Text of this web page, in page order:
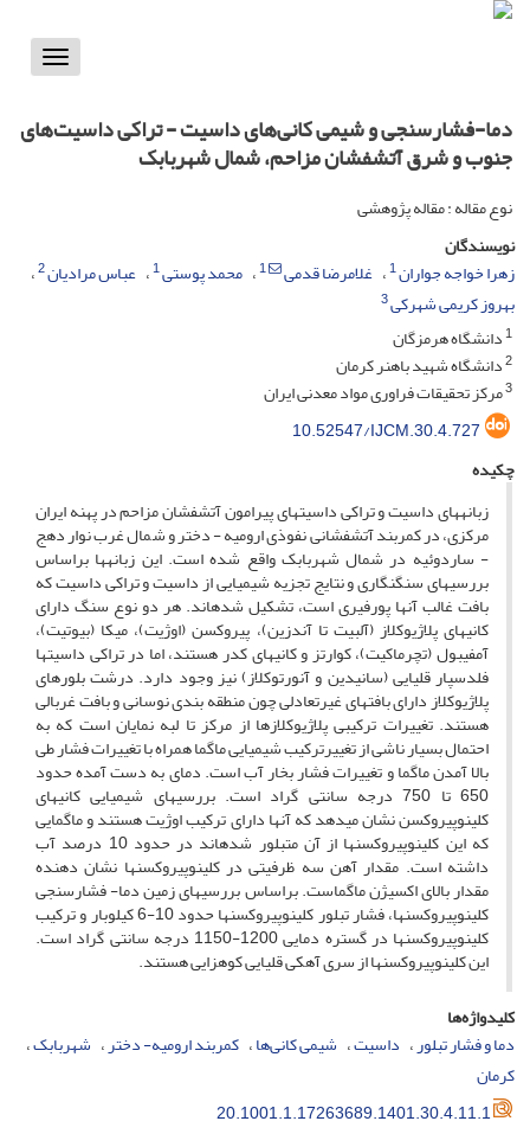
Toggle
دما-فشارسنجی و شیمی کانی‌های داسیت - تراکی داسیت‌های
جنوب و شرق آتشفشان مزاحم، شمال شهربابک
نوع مقاله : مقاله پژوهشی
نویسندگان
زهرا خواجه جواران1 غلامرضا قدمی 1 محمد پوستی1 عباس مرادیان2
بهروز کریمی شهرکی3
1دانشگاه هرمزگان
2دانشگاه شهید باهنر کرمان
3مرکز تحقیقات فراوری مواد معدنی ایران
10.52547/IJCM.30.4.727
چکیده
زبانه­های داسیت و تراکی داسیت­های پیرامون آتشفشان مزاحم در پهنه ایران
مرکزی، در کمربند آتشفشانی نفوذی ارومیه - دختر و شمال غرب نوار دهج
- ساردوئیه در شمال شهربابک واقع شده است. این زبانه­ها براساس
بررسی­های سنگ­نگاری و نتایج تجزیه شیمیایی از داسیت و تراکی داسیت که
بافت غالب آن­ها پورفیری است، تشکیل شده­اند. هر دو نوع سنگ دارای
کانی­های پلاژیوکلاز (آلبیت تا آندزین)، پیروکسن (اوژیت)، میکا (بیوتیت)،
آمفیبول (تچرماکیت)، کوارتز و کانی­های کدر هستند، اما در تراکی داسیت­ها
فلدسپار قلیایی (سانیدین و آنورتوکلاز) نیز وجود دارد. درشت بلورهای
پلاژیوکلاز دارای بافت­های غیرتعادلی چون منطقه بندی نوسانی و بافت غربالی
هستند. تغییرات ترکیبی پلاژیوکلازها از مرکز تا لبه نمایان است که به
احتمال بسیار ناشی از تغییرترکیب شیمیایی ماگما همراه با تغییرات فشار طی
بالا آمدن ماگما و تغییرات فشار بخار آب است. دمای به دست آمده حدود
650 تا 750 درجه سانتی گراد است. بررسی­های شیمیایی کانی­های
کلینوپیروکسن نشان می­دهد که آن­ها دارای ترکیب اوژیت هستند و ماگمایی
که این کلینوپیروکسن­ها از آن متبلور شده­اند در حدود 10 درصد آب
داشته است. مقدار آهن سه ظرفیتی در کلینوپیروکسن­ها نشان دهنده
مقدار بالای اکسیژن ماگماست. براساس بررسی­های زمین دما- فشارسنجی
کلینوپیروکسن­ها، فشار تبلور کلینوپیروکسن­ها حدود 10-6 کیلوبار و ترکیب
کلینوپیروکسن­ها در گستره دمایی 1200-1150 درجه سانتی گراد است.
این کلینوپیروکسن­ها از سری آهکی قلیایی کوهزایی هستند.
کلیدواژه‌ها
دما و فشار تبلور داسیت شیمی کانی‌ها کمربند ارومیه- دختر شهربابک
کرمان
20.1001.1.17263689.1401.30.4.11.1